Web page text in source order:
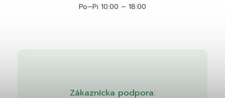
Zákaznícka podpora:
Po–Pi 10:00 – 18:00